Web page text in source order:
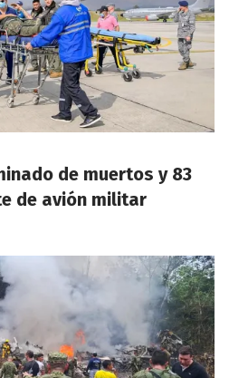
de muertos y 83
de avión militar